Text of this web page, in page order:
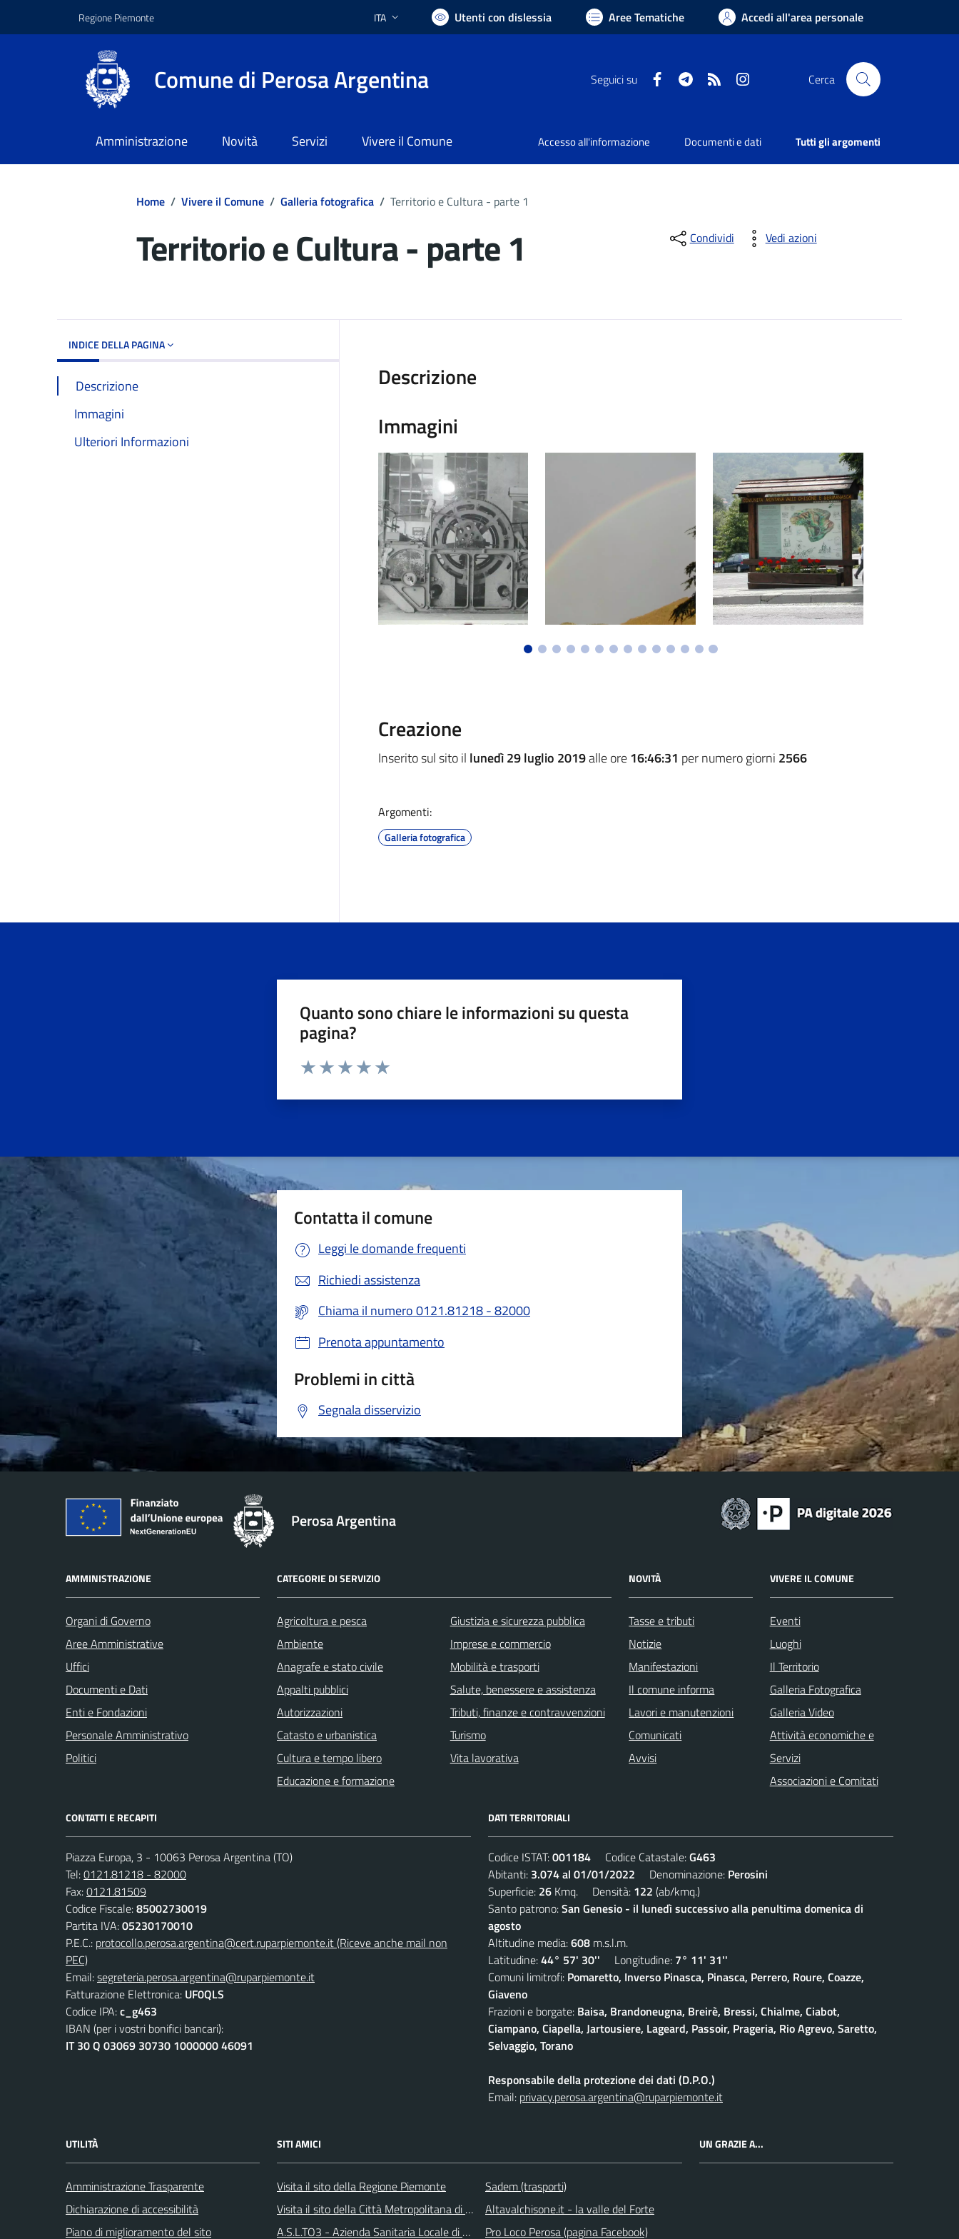
Regione Piemonte Lingua attiva:
ITA Utenti con dislessia Aree Tematiche Accedi all'area personale
Comune di Perosa Argentina Seguici su FacebookTelegramRSS Cerca
Amministrazione Novità Servizi Vivere il Comune Accesso all'informazione Documenti e dati Tutti gli argomenti
Home / Vivere il Comune / Galleria fotografica / Territorio e Cultura - parte 1
Territorio e Cultura - parte 1 Condividi Vedi azioni
INDICE DELLA PAGINA
Descrizione
Immagini
Ulteriori Informazioni
Descrizione
Immagini
Creazione
Inserito sul sito il lunedì 29 luglio 2019alle ore16:46:31 per numero giorni 2566
Argomenti:
Galleria fotografica
Quanto sono chiare le informazioni su questa
pagina?
Valuta da 1 a 5 stelle la pagina
Contatta il comune
Leggi le domande frequenti
Richiedi assistenza
Chiama il numero 0121.81218 - 82000
Prenota appuntamento
Problemi in città
Segnala disservizio
Perosa Argentina
AMMINISTRAZIONE
Organi di Governo
Aree Amministrative
Uffici
Documenti e Dati
Enti e Fondazioni
Personale Amministrativo
Politici
CATEGORIE DI SERVIZIO
Agricoltura e pesca
Ambiente
Anagrafe e stato civile
Appalti pubblici
Autorizzazioni
Catasto e urbanistica
Cultura e tempo libero
Educazione e formazione
Giustizia e sicurezza pubblica
Imprese e commercio
Mobilità e trasporti
Salute, benessere e assistenza
Tributi, finanze e contravvenzioni
Turismo
Vita lavorativa
NOVITÀ
Tasse e tributi
Notizie
Manifestazioni
Il comune informa
Lavori e manutenzioni
Comunicati
Avvisi
VIVERE IL COMUNE
Eventi
Luoghi
Il Territorio
Galleria Fotografica
Galleria Video
Attività economiche e
Servizi
Associazioni e Comitati
CONTATTI E RECAPITI
Piazza Europa, 3 - 10063 Perosa Argentina (TO)
Tel:0121.81218 - 82000
Fax:0121.81509
Codice Fiscale:85002730019
Partita IVA:05230170010
P.E.C.: protocollo.perosa.argentina@cert.ruparpiemonte.it (Riceve anche mail non
PEC)
Email:segreteria.perosa.argentina@ruparpiemonte.it
Fatturazione Elettronica: UF0QLS
Codice IPA:c_g463
IBAN (per i vostri bonifici bancari):
IT 30 Q 03069 30730 1000000 46091
DATI TERRITORIALI
Codice ISTAT:001184 Codice Catastale:G463
Abitanti: 3.074 al 01/01/2022 Denominazione: Perosini
Superficie: 26 Kmq. Densità: 122 (ab/kmq.)
Santo patrono:San Genesio - il lunedì successivo alla penultima domenica di
agosto
Altitudine media:608 m.s.l.m.
Latitudine:44° 57' 30'' Longitudine: 7° 11' 31''
Comuni limitrofi: Pomaretto, Inverso Pinasca, Pinasca, Perrero, Roure, Coazze,
Giaveno
Frazioni e borgate: Baisa, Brandoneugna, Breirè, Bressi, Chialme, Ciabot,
Ciampano, Ciapella, Jartousiere, Lageard, Passoir, Prageria, Rio Agrevo, Saretto,
Selvaggio, Torano
Responsabile della protezione dei dati (D.P.O.)
Email: privacy.perosa.argentina@ruparpiemonte.it
UTILITÀ
Amministrazione Trasparente
Dichiarazione di accessibilità
Piano di miglioramento del sito
SITI AMICI
Visita il sito della Regione Piemonte
Visita il sito della Città Metropolitana di Torino
A.S.L.TO3 - Azienda Sanitaria Locale di Collegno e Pinerolo
Sadem (trasporti)
Altavalchisone.it - la valle del Forte
Pro Loco Perosa (pagina Facebook)
UN GRAZIE A...